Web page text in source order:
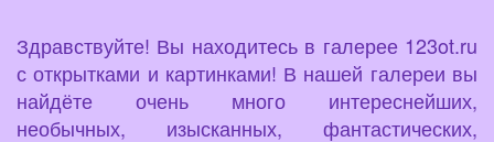
Здравствуйте! Вы находитесь в галерее 123ot.ru
с открытками и картинками! В нашей галереи вы
найдёте очень много интереснейших,
необычных, изысканных, фантастических,